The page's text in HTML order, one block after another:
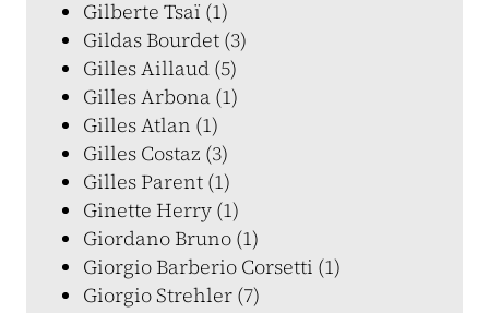
Gilberte Tsaï (1)
Gildas Bourdet (3)
Gilles Aillaud (5)
Gilles Arbona (1)
Gilles Atlan (1)
Gilles Costaz (3)
Gilles Parent (1)
Ginette Herry (1)
Giordano Bruno (1)
Giorgio Barberio Corsetti (1)
Giorgio Strehler (7)